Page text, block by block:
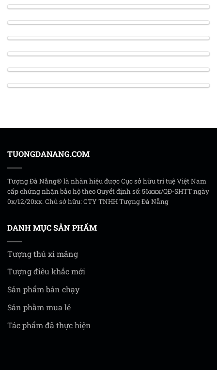
TUONGDANANG.COM
Tượng Đà Nẵng® là nhãn hiệu được Cục sở hữu trí tuệ Việt Nam
cấp chứng nhận bảo hộ theo Quyết định số: 56xxx/QĐ-SHTT ngày
0x/12/20xx. Chủ sở hữu: CTY TNHH Tượng Đà Nẵng
DANH MỤC SẢN PHẨM
Tượng thú xi măng
Tượng điêu khắc mới
Sản phẩm bán chạy
Sản phầm mua lẻ
Tác phẩm đã thực hiện